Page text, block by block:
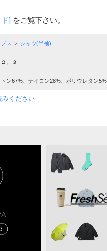
] をご覧下さい。
プス ＞ シャツ(半袖)
２、３
トン67%、ナイロン28%、ポリウレタン5%
ください